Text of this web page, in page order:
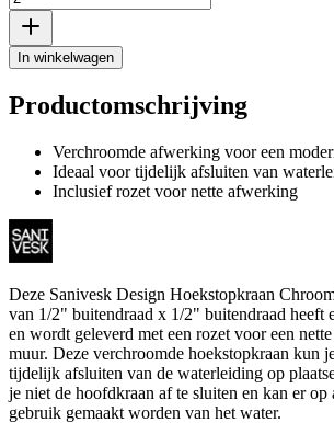
In winkelwagen
Productomschrijving
Verchroomde afwerking voor een
Ideaal voor tijdelijk afsluiten van
Inclusief rozet voor nette afwerking
Deze Sanivesk Design Hoekstopkraan
van 1/2" buitendraad x 1/2" buitendraad heeft
en wordt geleverd met een rozet voor een
muur. Deze verchroomde hoekstopkraan kun
tijdelijk afsluiten van de waterleiding op
je niet de hoofdkraan af te sluiten en kan er op
gebruik gemaakt worden van het water.